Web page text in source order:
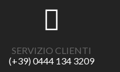
SERVIZIO CLIENTI
(+39) 0444 134 3209